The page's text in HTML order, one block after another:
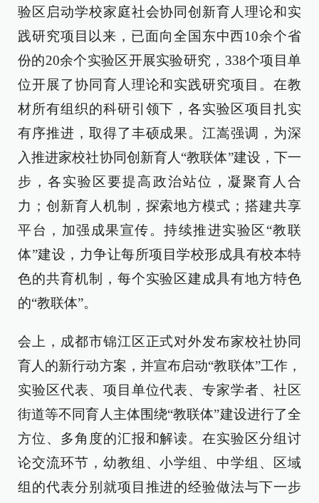
验区启动学校家庭社会协同创新育人理论和实
践研究项目以来，已面向全国东中西10余个省
份的20余个实验区开展实验研究，338个项目单
位开展了协同育人理论和实践研究项目。在教
材所有组织的科研引领下，各实验区项目扎实
有序推进，取得了丰硕成果。江嵩强调，为深
入推进家校社协同创新育人“教联体”建设，下一
步，各实验区要提高政治站位，凝聚育人合
力；创新育人机制，探索地方模式；搭建共享
平台，加强成果宣传。持续推进实验区“教联
体”建设，力争让每所项目学校形成具有校本特
色的共育机制，每个实验区建成具有地方特色
的“教联体”。
会上，成都市锦江区正式对外发布家校社协同
育人的新行动方案，并宣布启动“教联体”工作，
实验区代表、项目单位代表、专家学者、社区
街道等不同育人主体围绕“教联体”建设进行了全
方位、多角度的汇报和解读。在实验区分组讨
论交流环节，幼教组、小学组、中学组、区域
组的代表分别就项目推进的经验做法与下一步